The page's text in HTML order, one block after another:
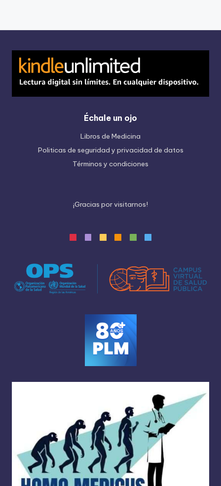
Échale un ojo
Libros de Medicina
Politicas de seguridad y privacidad de datos
Términos y condiciones
¡Gracias porvisitarnos!